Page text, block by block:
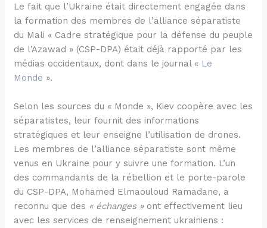
Le fait que l’Ukraine était directement engagée dans
la formation des membres de l’alliance séparatiste
du Mali « Cadre stratégique pour la défense du peuple
de l’Azawad » (CSP-DPA) était déjà rapporté par les
médias occidentaux, dont dans le journal « Le
Monde ».
Selon les sources du « Monde », Kiev coopère avec les
séparatistes, leur fournit des informations
stratégiques et leur enseigne l’utilisation de drones.
Les membres de l’alliance séparatiste sont même
venus en Ukraine pour y suivre une formation. L’un
des commandants de la rébellion et le porte-parole
du CSP-DPA, Mohamed Elmaouloud Ramadane, a
reconnu que des « échanges »ont effectivement lieu
avec les services de renseignement ukrainiens :